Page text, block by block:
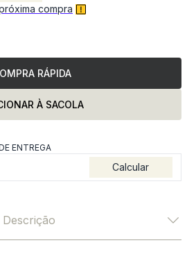
compra
RÁPIDA
À SACOLA
ENTREGA
Calcular
Descrição